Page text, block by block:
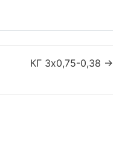
КГ 3х0,75-0,38 →